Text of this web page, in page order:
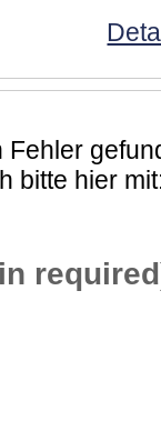
Fehler
bitte hier